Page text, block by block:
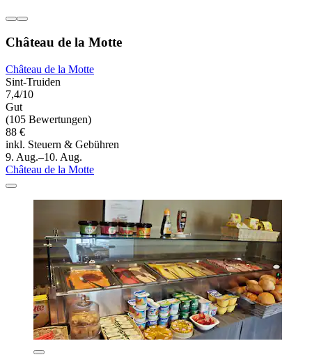
Château de la Motte
Château de la Motte
Sint-Truiden
7,4/10
Gut
(105 Bewertungen)
88 €
inkl. Steuern & Gebühren
9. Aug.–10. Aug.
Château de la Motte